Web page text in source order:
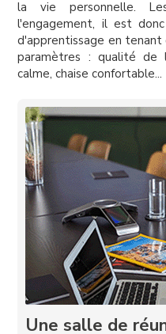
la vie personnelle.
l'engagement, il est
d'apprentissage en
paramètres : qualité de
calme, chaise confortable...
Une salle de